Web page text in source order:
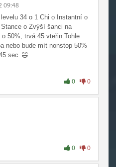
09:48
34 o 1 Chi o Instantní o
o Zvýší šanci na
50%, trvá 45 vteřin.Tohle
nebo bude mít nonstop 50%
sec
0 0
0 0